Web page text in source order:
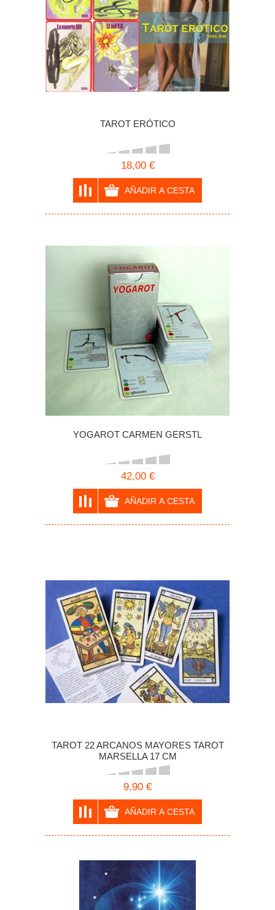
TAROT ERÓTICO
18,00 €
YOGAROT CARMEN GERSTL
42,00 €
TAROT 22 ARCANOS MAYORES TAROT
MARSELLA 17 CM
9,90 €